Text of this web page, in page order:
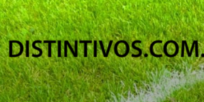
DISTINTIVOS
Os principais escudos de times do Brasil